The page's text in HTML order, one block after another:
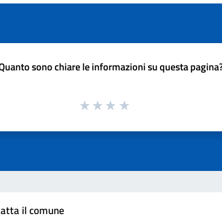
sono chiare le informazioni su questa
il comune